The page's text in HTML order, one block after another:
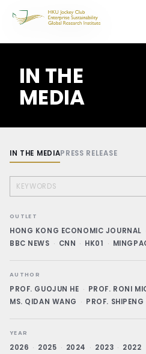
IN THE
MEDIA
IN THE MEDIAPRESS RELEASE
OUTLET
HONG KONG ECONOMIC JOURNAL
BBC NEWS · CNN · HK01 ·
AUTHOR
PROF. GUOJUN HE · PROF. RONI
MS. QIDAN WANG · PROF. SHIPENG
YEAR
2026 · 2025 · 2024 · 2023 · 2022